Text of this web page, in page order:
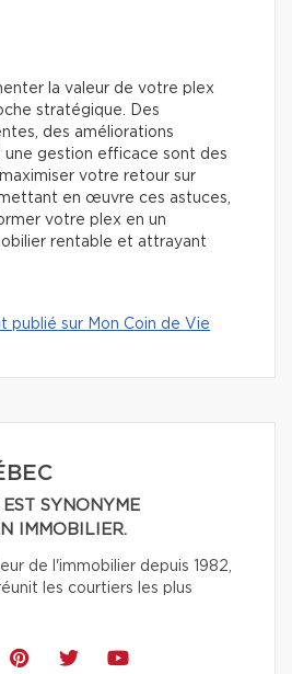
la valeur de votre plex
stratégique. Des
des améliorations
gestion efficace sont des
votre retour sur
en œuvre ces astuces,
votre plex en un
rentable et attrayant
publié sur Mon Coin de Vie
SYNONYME
IMMOBILIER.
de l'immobilier depuis 1982,
les courtiers les plus